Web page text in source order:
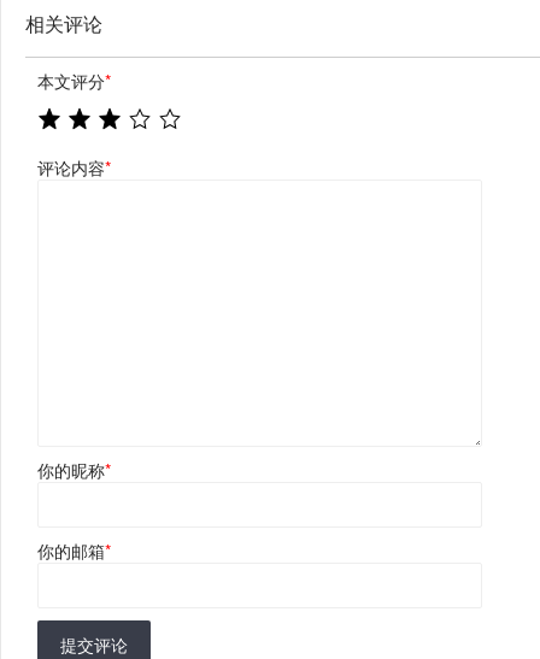
相关评论
本文评分*
评论内容*
你的昵称*
你的邮箱*
提交评论